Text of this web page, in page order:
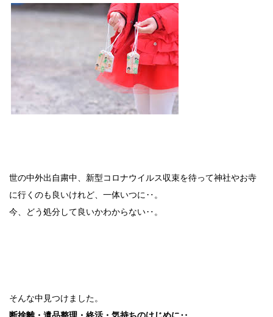
世の中外出自粛中、新型コロナウイルス収束を待って神社やお寺
に行くのも良いけれど、一体いつに‥。
今、どう処分して良いかわからない‥。
そんな中見つけました。